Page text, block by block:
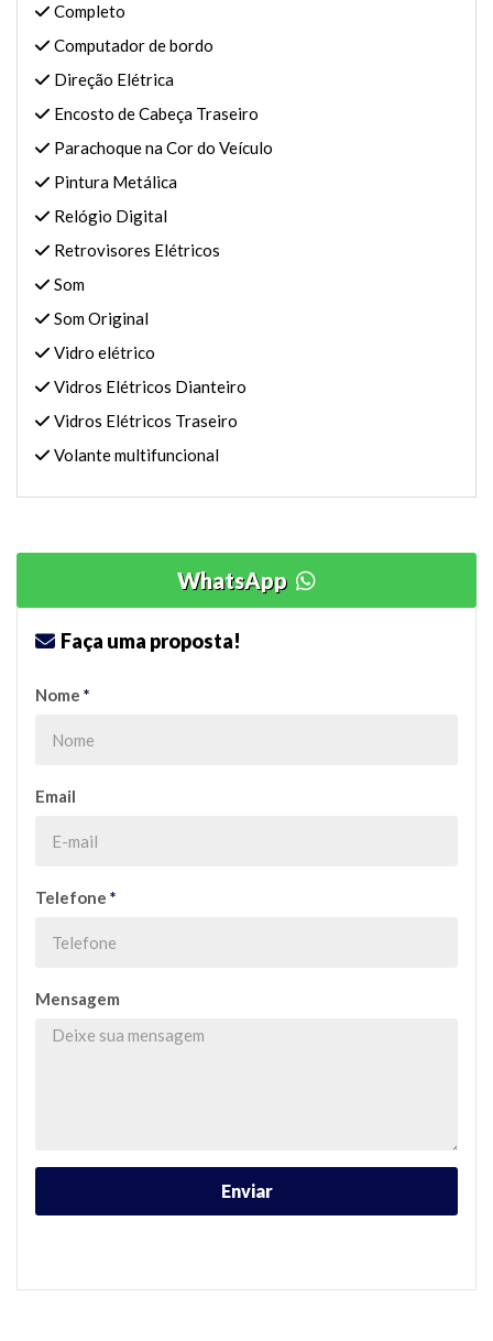
Completo
Computador de bordo
Direção Elétrica
Encosto de Cabeça Traseiro
Parachoque na Cor do Veículo
Pintura Metálica
Relógio Digital
Retrovisores Elétricos
Som
Som Original
Vidro elétrico
Vidros Elétricos Dianteiro
Vidros Elétricos Traseiro
Volante multifuncional
WhatsApp
Faça uma proposta!
Nome *
Email
Telefone *
Mensagem